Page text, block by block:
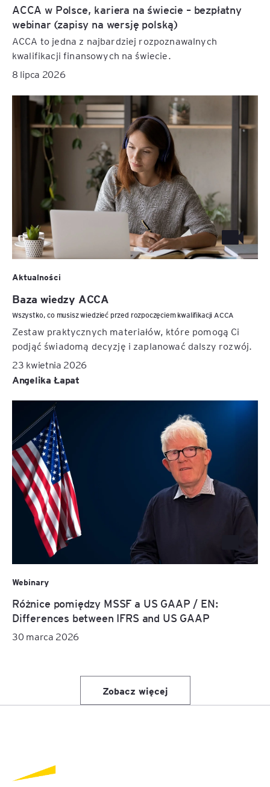
ACCA w Polsce, kariera na świecie – bezpłatny
webinar (zapisy na wersję polską)
ACCA to jedna z najbardziej rozpoznawalnych
kwalifikacji finansowych na świecie.
8 lipca 2026
Aktualności
Baza wiedzy ACCA
Wszystko, co musisz wiedzieć przed rozpoczęciem kwalifikacji ACCA
Zestaw praktycznych materiałów, które pomogą Ci
podjąć świadomą decyzję i zaplanować dalszy rozwój.
23 kwietnia 2026
Angelika Łapat
Webinary
Różnice pomiędzy MSSF a US GAAP / EN:
Differences between IFRS and US GAAP
30 marca 2026
Zobacz więcej